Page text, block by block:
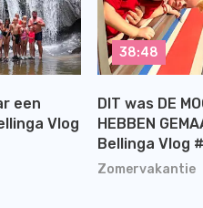
een
Vlog
Zomervakantie
DIT was DE
HEBBEN
Bellinga Vlog
38:48